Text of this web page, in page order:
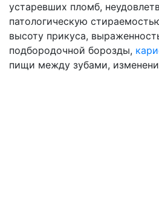
устаревших пломб,
патологическую
высоту прикуса,
подбородочной борозды,
пищи между зубами,